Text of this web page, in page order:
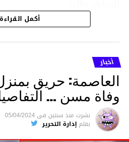
هذا وقد تمكن أعوان مركز
هلال في توقيت قياسي من
والقبض عليه وإحالته على
ما نُسبه إليه.
متابعة
قسم الاخبار
أكمل القراءة
أخبار
العاصمة: حريق
وفاة مسن …
نشرت منذ سنتين فى 05/04/2024
بقلم إدارة التحرير